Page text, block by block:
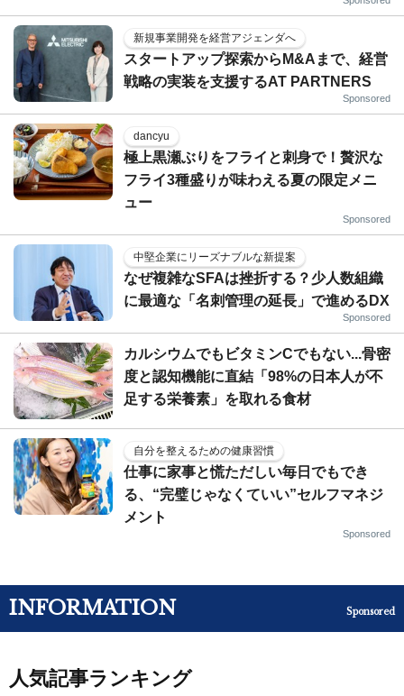
新規事業開発を経営アジェンダへ
スタートアップ探索からM&Aまで、経営
戦略の実装を支援するAT PARTNERS
Sponsored
dancyu
極上黒瀬ぶりをフライと刺身で！贅沢な
フライ3種盛りが味わえる夏の限定メニ
ュー
Sponsored
中堅企業にリーズナブルな新提案
なぜ複雑なSFAは挫折する？少人数組織
に最適な「名刺管理の延長」で進めるDX
Sponsored
カルシウムでもビタミンCでもない...骨密
度と認知機能に直結「98%の日本人が不
足する栄養素」を取れる食材
自分を整えるための健康習慣
仕事に家事と慌ただしい毎日でもでき
る、“完璧じゃなくていい”セルフマネジ
メント
Sponsored
INFORMATION Sponsored
人気記事ランキング